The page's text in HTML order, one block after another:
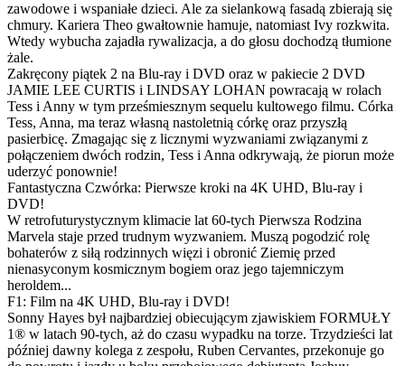
zawodowe i wspaniałe dzieci. Ale za sielankową fasadą zbierają się
chmury. Kariera Theo gwałtownie hamuje, natomiast Ivy rozkwita.
Wtedy wybucha zajadła rywalizacja, a do głosu dochodzą tłumione
żale.
Zakręcony piątek 2 na Blu-ray i DVD oraz w pakiecie 2 DVD
JAMIE LEE CURTIS i LINDSAY LOHAN powracają w rolach
Tess i Anny w tym prześmiesznym sequelu kultowego filmu. Córka
Tess, Anna, ma teraz własną nastoletnią córkę oraz przyszłą
pasierbicę. Zmagając się z licznymi wyzwaniami związanymi z
połączeniem dwóch rodzin, Tess i Anna odkrywają, że piorun może
uderzyć ponownie!
Fantastyczna Czwórka: Pierwsze kroki na 4K UHD, Blu-ray i
DVD!
W retrofuturystycznym klimacie lat 60-tych Pierwsza Rodzina
Marvela staje przed trudnym wyzwaniem. Muszą pogodzić rolę
bohaterów z siłą rodzinnych więzi i obronić Ziemię przed
nienasyconym kosmicznym bogiem oraz jego tajemniczym
heroldem...
F1: Film na 4K UHD, Blu-ray i DVD!
Sonny Hayes był najbardziej obiecującym zjawiskiem FORMUŁY
1® w latach 90-tych, aż do czasu wypadku na torze. Trzydzieści lat
później dawny kolega z zespołu, Ruben Cervantes, przekonuje go